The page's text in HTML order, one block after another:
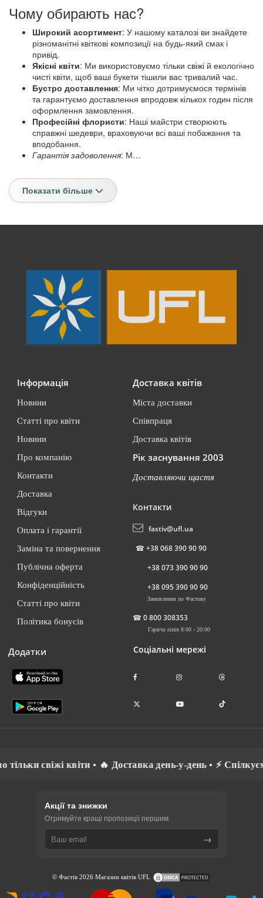
Чому обирають нас?
Широкий асортимент: У нашому каталозі ви знайдете
різноманітні квіткові композиції на будь-який смак і
привід.
Якісні квіти: Ми використовуємо тільки свіжі й екологічно
чисті квіти, щоб ваші букети тішили вас тривалий час.
Бустро доставлення: Ми чітко дотримуємося термінів
та гарантуємо доставлення впродовж кількох годин після
оформлення замовлення.
Професійні флористи: Наші майстри створюють
справжні шедеври, враховуючи всі ваші побажання та
вподобання.
Гарантія задоволення: М…
Показати більше
Інформація
Новини
Статті про квіти
Новини
Про компанію
Контакти
Доставка
Відгуки
Оплата і гарантії
Заміна та повернення
Публічна оферта
Конфіденційність
Статті про квіти
Політика бонусів
Додатки
Доставка квітів
Міста доставки
Співпраця
Доставка квітів
Рік заснування 2003
Доставляючи щастя
Контакти
fastiv@ufl.ua
☎ +38 068 390 90 90
+38 073 390 90 90
+38 095 390 90 90
Замовлення по Фастову
☎ 0 800 308353
Гаряча лінія 8:00 - 20:00
Соціальні мережі
Доставка день-у-день • ⚡ Спілкуємось рідною
Акції та знижки
Отримуйте кращі пропозиції першим
→
© Фастів 2026 Магазин квітів UFL